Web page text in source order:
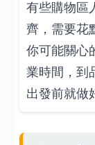
有些購物區
齊，需要花
你可能關心
業時間，到
出發前就做